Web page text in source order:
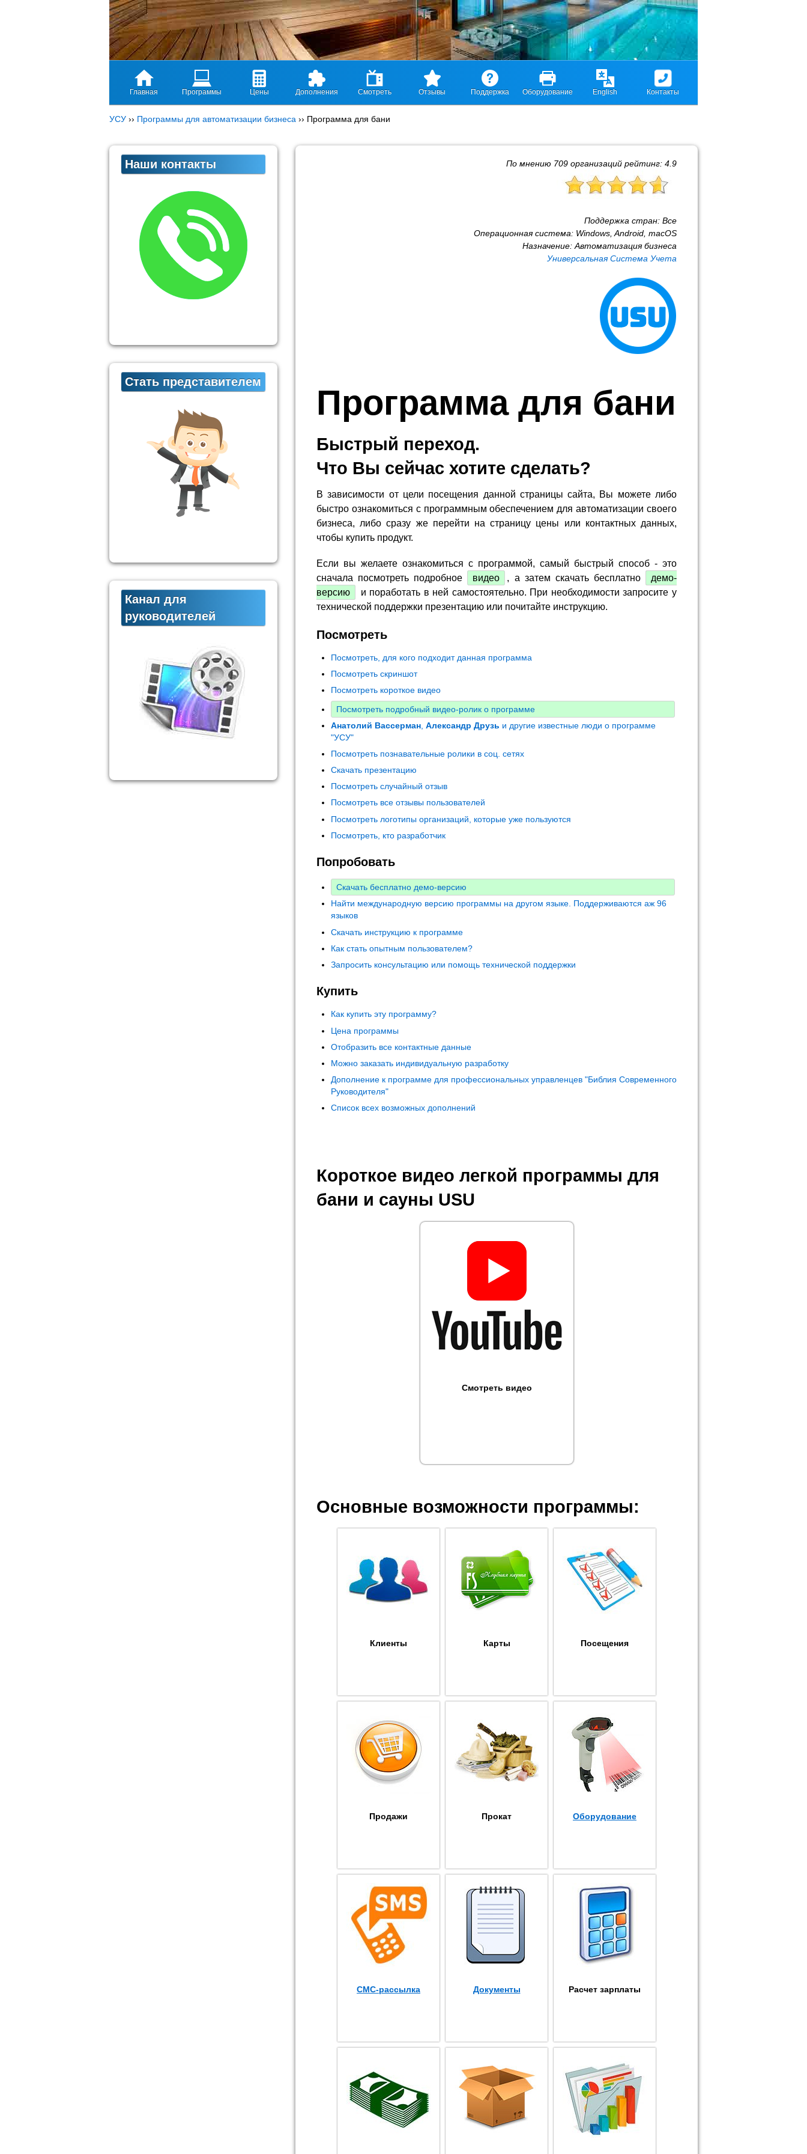
Главная Программы Цены Дополнения Смотреть Отзывы Поддержка Оборудование English Контакты
УСУ ›› Программы для автоматизации бизнеса ›› Программа для бани
По мнению 709 организаций рейтинг: 4.9
Поддержка стран: Все
Операционная система: Windows, Android, macOS
Назначение: Автоматизация бизнеса
Универсальная Система Учета
Программа для бани
Быстрый переход.
Что Вы сейчас хотите сделать?
В зависимости от цели посещения данной страницы сайта, Вы можете либо
быстро ознакомиться с программным обеспечением для автоматизации своего
бизнеса, либо сразу же перейти на страницу цены или контактных данных,
чтобы купить продукт.
Если вы желаете ознакомиться с программой, самый быстрый способ - это
сначала посмотреть подробное
видео , а затем скачать бесплатно
демо-
версию
и поработать в ней самостоятельно. При необходимости запросите у
технической поддержки презентацию или почитайте инструкцию.
Посмотреть
Посмотреть, для кого подходит данная программа
Посмотреть скриншот
Посмотреть короткое видео
Посмотреть подробный видео-ролик о программе
Анатолий Вассерман Александр Друзь и другие известные люди о программе
"УСУ"
Посмотреть познавательные ролики в соц. сетях
Скачать презентацию
Посмотреть случайный отзыв
Посмотреть все отзывы пользователей
Посмотреть логотипы организаций, которые уже пользуются
Посмотреть, кто разработчик
Попробовать
Скачать бесплатно демо-версию
Найти международную версию программы на другом языке. Поддерживаются аж 96
языков
Скачать инструкцию к программе
Как стать опытным пользователем?
Запросить консультацию или помощь технической поддержки
Купить
Как купить эту программу?
Цена программы
Отобразить все контактные данные
Можно заказать индивидуальную разработку
Дополнение к программе для профессиональных управленцев "Библия Современного
Руководителя"
Список всех возможных дополнений
Короткое видео легкой программы для
бани и сауны USU
Смотреть видео
Основные возможности программы:
Клиенты Карты Посещения
Продажи Прокат Оборудование
СМС-рассылка Документы Расчет зарплаты
Наши контакты
Стать представителем
Канал для
руководителей